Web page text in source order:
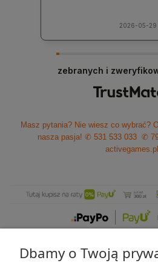
2026-05-29
zebranych i
Masz pytania? Nie wiesz co wybrać?
nasza pasja! ✆ 531 533 033 ✆
activegames.pl
Dbamy o Twoją